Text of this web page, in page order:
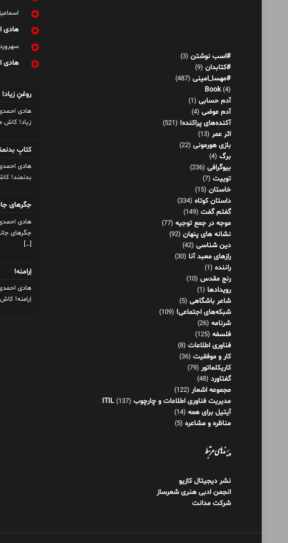
#اسب نوشتن (3)
#کتابدان (9)
#مهسا_امینی (487)
Book(4)
آدم حسابی (1)
آدم عوضی (4)
آکنده‌های پراکنده! (521)
اثر عمر (13)
بازی هورمونی (22)
برگ (4)
بیوگرافی (236)
توییت (7)
خاستان (15)
داستان کوتاه (334)
گفتم گفت (149)
موجه در جمع توجیه (77)
نشانه های پنهان (92)
دین شناسی (42)
رازهای معبد آنا (30)
راننده (1)
رنج مقدس (10)
رویدادها (1)
شاعر باشگاهی (5)
شبکه‌های اجتماعی! (109)
شرنامه (26)
فلسفه (125)
فناوری اطلاعات (8)
کار و موفقیت (36)
کاریکلماتور (79)
گفتاورد (48)
مجموعه اشعار (122)
مدیریت فناوری اطلاعات و چارچوب ITIL (137)
آیتیل برای همه (14)
مناظره و مشاعره (5)
پیوندهای مرتبط
نشر دیجیتال کازیو
انجمن ادبی هنری شعرساز
شرکت مدانت
هادی
هادی
روغنِ زیاد!
زیاد! کاش
کتابِ
بدنمند!
جگرهای
جگرهای
[…]
اِرامنه!
اِرامنه!